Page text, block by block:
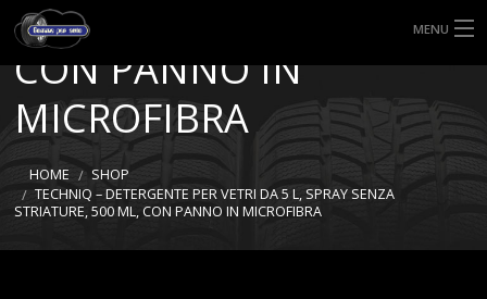
MENU
HOME
TIPI DI GOMME
MISURE GOMME
STRIATURE, 500 ML,
CON PANNO IN
MICROFIBRA
HOME
SHOP
TECHNIQ – DETERGENTE PER VETRI DA 5 L, SPRAY SENZA
STRIATURE, 500 ML, CON PANNO IN MICROFIBRA